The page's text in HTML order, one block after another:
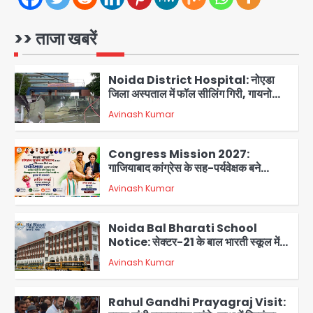
>> ताजा खबरें
1
कैबिनेट सेक्रेटरी ने बच्चों संग चलाया सफाई
2
जिला अस्पताल में फॉल सीलिंग गिरी, गायनो
OT गैलरी में बड़ा हादसा टला; मरीजों की सुरक्षा
पर उठे सवाल
Avinash Kumar
3
गाजियाबाद कांग्रेस के सह-पर्यवेक्षक बने
सतेन्द्र शर्मा, गौतमबुद्धनगर नेताओं ने जताया
आभार
Avinash Kumar
4
Notice: सेक्टर-21 के बाल भारती स्कूल में
बिना खिड़की-वेंटिलेशन बेसमेंट में चल रही थी
8वीं की क्लास, NCPCR की शिकायत पर
भेजा नोटिस
Avinash Kumar
राहुल गांधी प्रयागराज पहुंचे, साथ में प्रियंका की